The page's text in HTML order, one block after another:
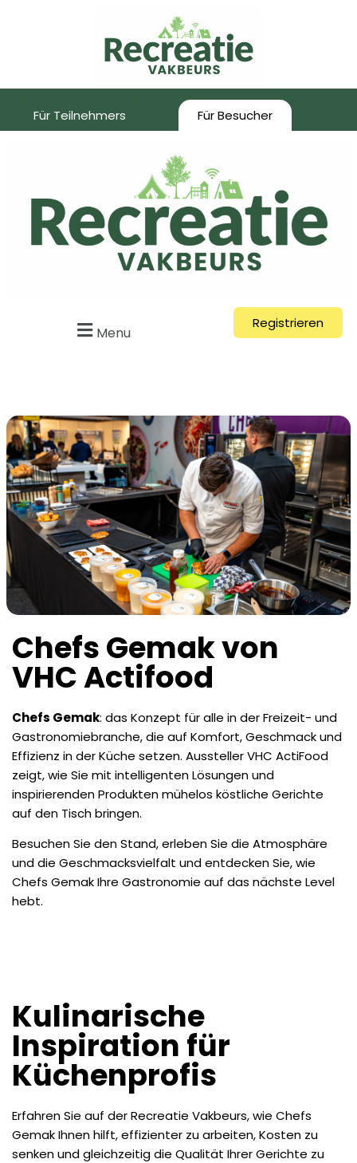
Für Teilnehmers Für Besucher
Menu
Registrieren
Chefs Gemak von
VHC Actifood
Chefs Gemak: das Konzept für alle in der Freizeit- und
Gastronomiebranche, die auf Komfort, Geschmack und
Effizienz in der Küche setzen. Aussteller VHC ActiFood
zeigt, wie Sie mit intelligenten Lösungen und
inspirierenden Produkten mühelos köstliche Gerichte
auf den Tisch bringen.
Besuchen Sie den Stand, erleben Sie die Atmosphäre
und die Geschmacksvielfalt und entdecken Sie, wie
Chefs Gemak Ihre Gastronomie auf das nächste Level
hebt.
Kulinarische
Inspiration für
Küchenprofis
Erfahren Sie auf der Recreatie Vakbeurs, wie Chefs
Gemak Ihnen hilft, effizienter zu arbeiten, Kosten zu
senken und gleichzeitig die Qualität Ihrer Gerichte zu